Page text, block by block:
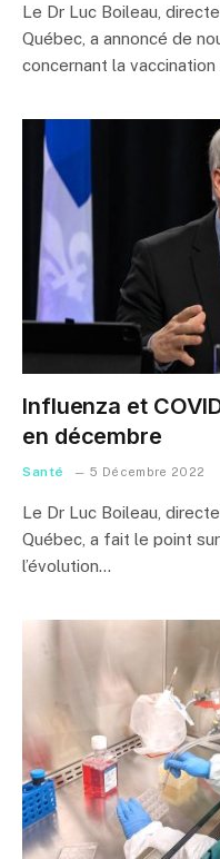
Le Dr Luc Boileau,
Québec, a annoncé de
concernant la
Influenza et
en décembre
Santé 5 Décembre 2022
Le Dr Luc Boileau,
Québec, a fait le point
l’évolution…